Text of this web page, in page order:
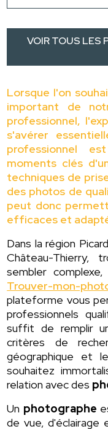
VOIR TOUS LES
Lorsque l'on
important de
professionnel,
s'avérer
professionnel
moments clés
techniques de
des photos de
peut donc
efficaces et
Dans la région
Château-Thierry,
sembler
Trouver-mon-
plateforme vous
professionnels
suffit de remplir
critères de
géographique et
souhaitez
relation avec des
Un photographe
de vue, d'éclairage